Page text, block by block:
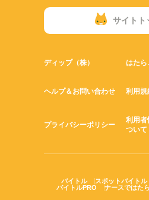
サイトト
ディップ（株） はたら
ヘルプ＆お問い合わせ 利用規
プライバシーポリシー
利用者
ついて
バイトル スポットバイトル
バイトルPRO
ナースではた